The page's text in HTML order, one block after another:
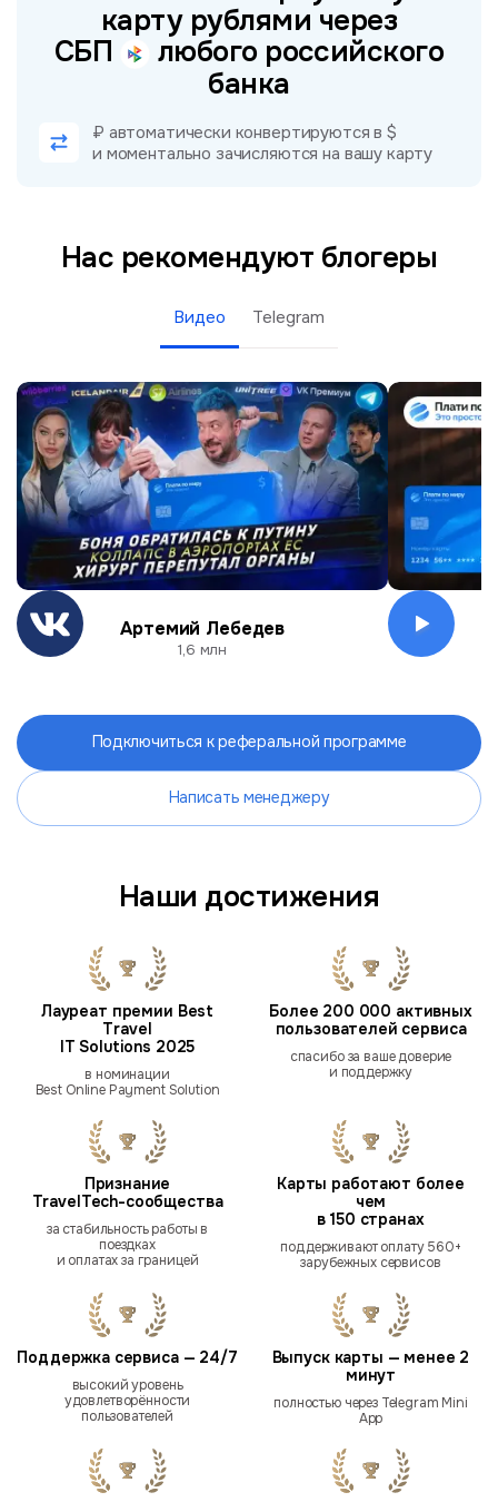
карту рублями через
СБП
любого российского
банка
₽ автоматически конвертируются в $
и моментально зачисляются на вашу карту
Нас рекомендуют блогеры
Видео Telegram
Артемий Лебедев
1,6 млн
Подключиться к реферальной программе
Написать менеджеру
Наши достижения
Лауреат премии Best
Travel
IT Solutions 2025
в номинации
Best Online Payment Solution
Более 200 000 активных
пользователей сервиса
спасибо за ваше доверие
и поддержку
Признание
TravelTech-сообщества
за стабильность работы в
поездках
и оплатах за границей
Карты работают более
чем
в 150 странах
поддерживают оплату 560+
зарубежных сервисов
Поддержка сервиса — 24/7
высокий уровень
удовлетворённости
пользователей
Выпуск карты — менее 2
минут
полностью через Telegram Mini
App